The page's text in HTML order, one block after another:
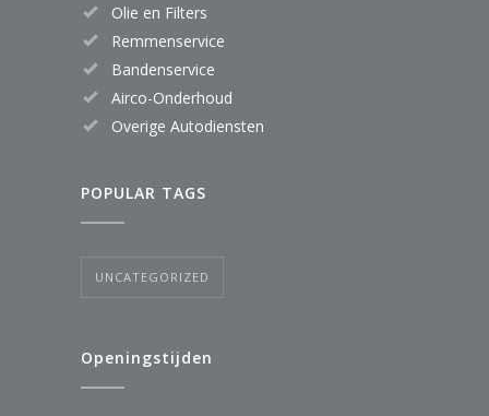
Olie en Filters
Remmenservice
Bandenservice
Airco-Onderhoud
Overige Autodiensten
POPULAR TAGS
UNCATEGORIZED
Openingstijden